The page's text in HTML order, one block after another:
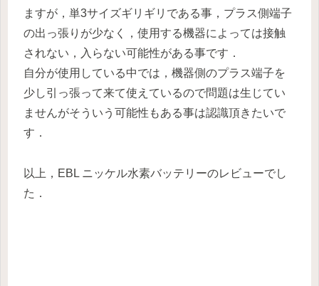
ますが，単3サイズギリギリである事，プラス側端子
の出っ張りが少なく，使用する機器によっては接触
されない，入らない可能性がある事です．
自分が使用している中では，機器側のプラス端子を
少し引っ張って来て使えているので問題は生じてい
ませんがそういう可能性もある事は認識頂きたいで
す．
以上，EBL ニッケル水素バッテリーのレビューでし
た．